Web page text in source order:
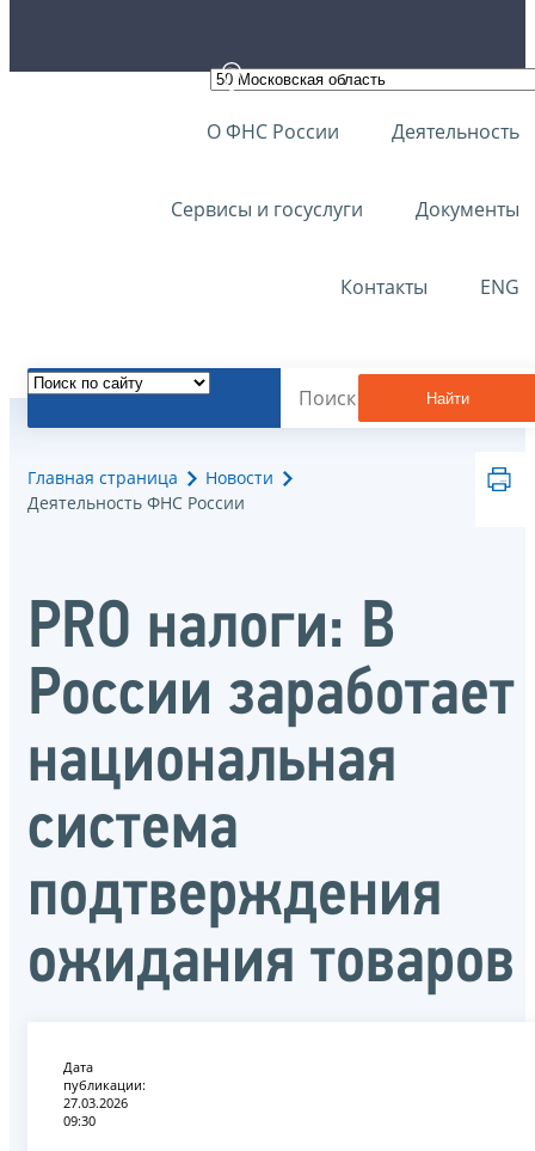
О ФНС России Деятельность
Сервисы и госуслуги Документы
Контакты ENG
Найти
Главная страница
Новости
Деятельность ФНС России
PRO налоги: В
России заработает
национальная
система
подтверждения
ожидания товаров
Дата
публикации:
27.03.2026
09:30